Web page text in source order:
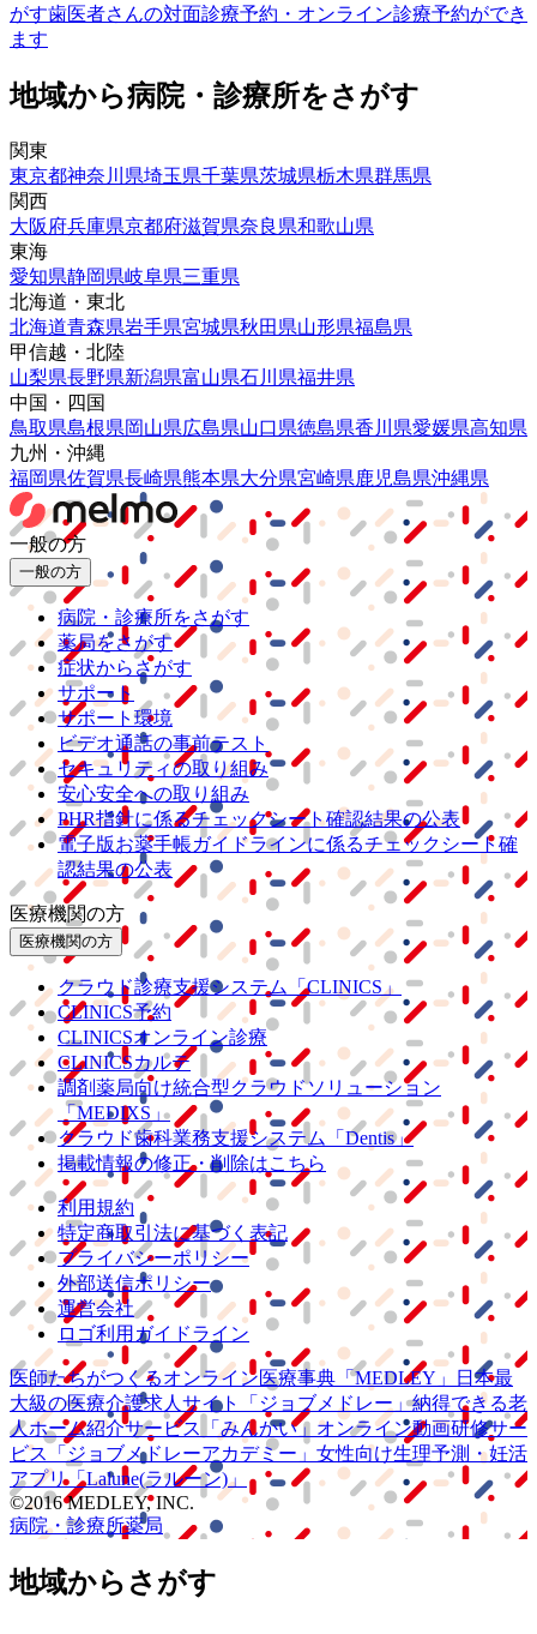
がす歯医者さんの対面診療予約・オンライン診療予約ができ
ます
地域から病院・診療所をさがす
関東
東京都神奈川県埼玉県千葉県茨城県栃木県群馬県
関西
大阪府兵庫県京都府滋賀県奈良県和歌山県
東海
愛知県静岡県岐阜県三重県
北海道・東北
北海道青森県岩手県宮城県秋田県山形県福島県
甲信越・北陸
山梨県長野県新潟県富山県石川県福井県
中国・四国
鳥取県島根県岡山県広島県山口県徳島県香川県愛媛県高知県
九州・沖縄
福岡県佐賀県長崎県熊本県大分県宮崎県鹿児島県沖縄県
一般の方
一般の方
病院・診療所をさがす
薬局をさがす
症状からさがす
サポート
サポート環境
ビデオ通話の事前テスト
セキュリティの取り組み
安心安全への取り組み
PHR指針に係るチェックシート確認結果の公表
電子版お薬手帳ガイドラインに係るチェックシート確
認結果の公表
医療機関の方
医療機関の方
クラウド診療支援システム
「CLINICS」
CLINICS予約
CLINICSオンライン診療
CLINICSカルテ
調剤薬局向け統合型クラウドソリューション
「MEDIXS」
クラウド歯科業務支援システム
「Dentis」
掲載情報の修正・削除はこちら
利用規約
特定商取引法に基づく表記
プライバシーポリシー
外部送信ポリシー
運営会社
ロゴ利用ガイドライン
医師たちがつくるオンライン医療事典 「MEDLEY」
日本最
大級の医療介護求人サイト 「ジョブメドレー」納得できる老
人ホーム紹介サービス
「みんかい」 オンライン動画研修サー
ビス
「ジョブメドレーアカデミー」 女性向け生理予測・妊活
アプリ「Lalune(ラルーン)」
©2016 MEDLEY, INC.
病院・診療所薬局
地域からさがす